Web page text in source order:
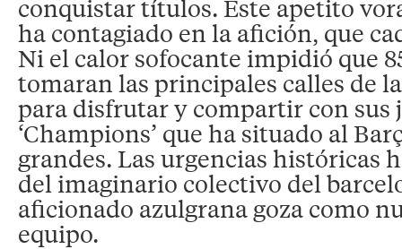
conquistar títulos. Este apetito
ha contagiado en la afición, que
Ni el calor sofocante impidió que
tomaran las principales calles de
para disfrutar y compartir con sus
‘Champions’ que ha situado al
grandes. Las urgencias históricas
del imaginario colectivo del
aficionado azulgrana goza como
equipo.